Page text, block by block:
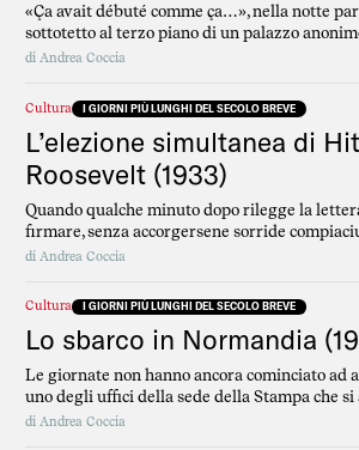
«Ça avait débuté comme ça…», nella notte
sottotetto al terzo piano di un palazzo
Lepic, a Montmartre, Louis Ferdinand
giù di getto qualche nottata prima, in gran
del 28 ottobre del 1929 e sono ore che ci lavora.
di Andrea Coccia
Cultura I GIORNI PIÙ LUNGHI DEL SECOLO BREVE
L’elezione simultanea di
Roosevelt (1933)
Quando qualche minuto dopo rilegge la
firmare, senza accorgersene sorride
nuova carta intestata. In alto c’è stampato Les
Robert Denoël, guarda il suo nome sulla carta
sorride, non lo sa ancora che quel film non si
di Andrea Coccia
Cultura I GIORNI PIÙ LUNGHI DEL SECOLO BREVE
Lo sbarco in Normandia
Le giornate non hanno ancora cominciato ad
uno degli uffici della sede della Stampa che si
Roma, il direttore Concetto Pettinato, scelto
di Andrea Coccia